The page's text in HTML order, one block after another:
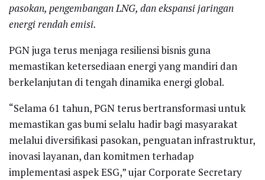
pasokan, pengembangan LNG, dan ekspansi jaringan
energi rendah emisi.
PGN juga terus menjaga resiliensi bisnis guna
memastikan ketersediaan energi yang mandiri dan
berkelanjutan di tengah dinamika energi global.
“Selama 61 tahun, PGN terus bertransformasi untuk
memastikan gas bumi selalu hadir bagi masyarakat
melalui diversifikasi pasokan, penguatan infrastruktur,
inovasi layanan, dan komitmen terhadap
implementasi aspek ESG,” ujar Corporate Secretary